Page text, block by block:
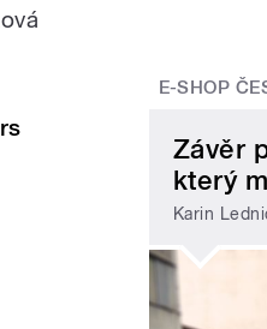
E-SHOP
Závěr
který
Karin